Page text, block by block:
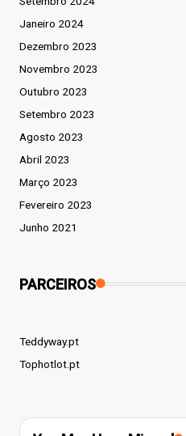
Janeiro 2024
Dezembro 2023
Novembro 2023
Outubro 2023
Setembro 2023
Agosto 2023
Abril 2023
Março 2023
Fevereiro 2023
Junho 2021
PARCEIROS
Teddyway.pt
Tophotlot.pt